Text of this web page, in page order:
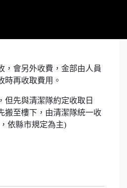
，會另外收費，金部由人員
時再收取費用。
但先與清潔隊約定收取日
搬至樓下，由清潔隊統一收
依縣市規定為主)